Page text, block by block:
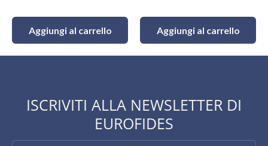
Aggiungi al carrello Aggiungi al carrello
ISCRIVITI ALLA NEWSLETTER DI
EUROFIDES